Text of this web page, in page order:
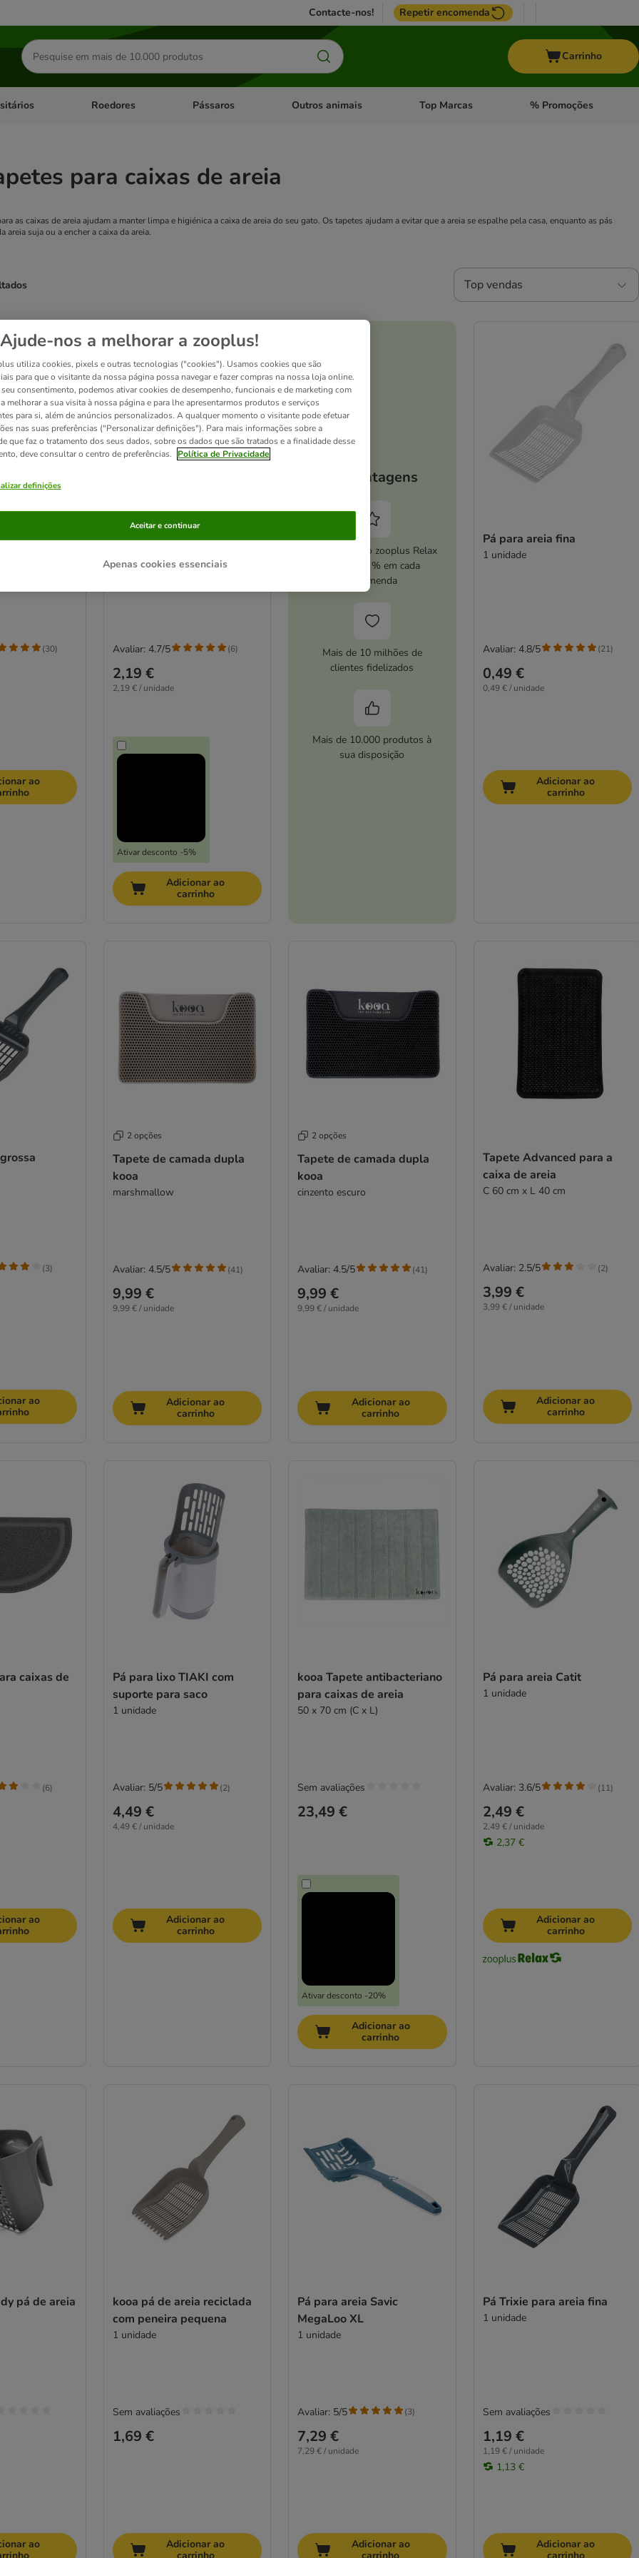
Contacte-nos! Repetir encomenda
Pesquisar
produtos
Carrinho
de categoria: Dieta Vet.Abrir menu de categoria: Antiparasitários
Roedores Abrir menu de categoria: Roedores
Pássaros Abrir menu de categoria: Pássaros
Outros animais Abrir menu de categoria: Outros animais
Top Marcas Abrir menu de categoria:
% Promoções
para caixas de areia
as caixas de areia ajudam a manter limpa e higiénica a caixa de areia do seu gato. Os tapetes ajudam a evitar que a areia se espalhe pela casa, enquanto as pás
areia suja ou a encher a caixa da areia.
Top vendas
been changed
para caixas
46,5 cm
(30)
ao
Seleção zooplus
Tapete com impressão de
Bege
2,19 €
2,19 € / unidade
Ativar desconto -5%
Avaliar: 4.7/5 (6)
Adicionar ao
carrinho
As vantagens
Ative o serviço zooplus Relax
e poupe 5 % em cada
encomenda
Mais de 10 milhões de
clientes fidelizados
Mais de 10.000 produtos à
sua disposição
Pá para areia fina
1 unidade
0,49 €
0,49 € / unidade
Avaliar: 4.8/5 (21)
Adicionar ao
carrinho
(3)
ao
2 opções
Tapete de camada dupla
kooa
marshmallow
9,99 €
9,99 € / unidade
Avaliar: 4.5/5 (41)
Adicionar ao
carrinho
2 opções
Tapete de camada dupla
kooa
cinzento escuro
9,99 €
9,99 € / unidade
Avaliar: 4.5/5 (41)
Adicionar ao
carrinho
Tapete Advanced para a
caixa de areia
C 60 cm x L 40 cm
3,99 €
3,99 € / unidade
Avaliar: 2.5/5 (2)
Adicionar ao
carrinho
caixas de
(6)
ao
Pá para lixo TIAKI com
suporte para saco
1 unidade
4,49 €
4,49 € / unidade
Avaliar: 5/5 (2)
Adicionar ao
carrinho
kooa Tapete antibacteriano
para caixas de areia
50 x 70 cm (C x L)
23,49 €
Ativar desconto -20%
Sem avaliações
Adicionar ao
carrinho
Pá para areia Catit
1 unidade
2,49 €
2,49 € / unidade
2,37 €
Avaliar: 3.6/5 (11)
Adicionar ao
carrinho
pá de areia
ao
kooa pá de areia reciclada
com peneira pequena
1 unidade
1,69 €
Sem avaliações
Adicionar ao
Pá para areia Savic
MegaLoo XL
1 unidade
7,29 €
7,29 € / unidade
Avaliar: 5/5 (3)
Adicionar ao
Pá Trixie para areia fina
1 unidade
1,19 €
1,19 € / unidade
1,13 €
Sem avaliações
Adicionar ao
Ajude-nos a melhorar a zooplus!
utiliza cookies, pixels e outras tecnologias ("cookies"). Usamos cookies que são
para que o visitante da nossa página possa navegar e fazer compras na nossa loja online.
consentimento, podemos ativar cookies de desempenho, funcionais e de marketing com
melhorar a sua visita à nossa página e para lhe apresentarmos produtos e serviços
para si, além de anúncios personalizados. A qualquer momento o visitante pode efetuar
nas suas preferências ("Personalizar definições"). Para mais informações sobre a
que faz o tratamento dos seus dados, sobre os dados que são tratados e a finalidade desse
deve consultar o centro de preferências.
Política de Privacidade
definições
Apenas cookies essenciais
Aceitar e continuar